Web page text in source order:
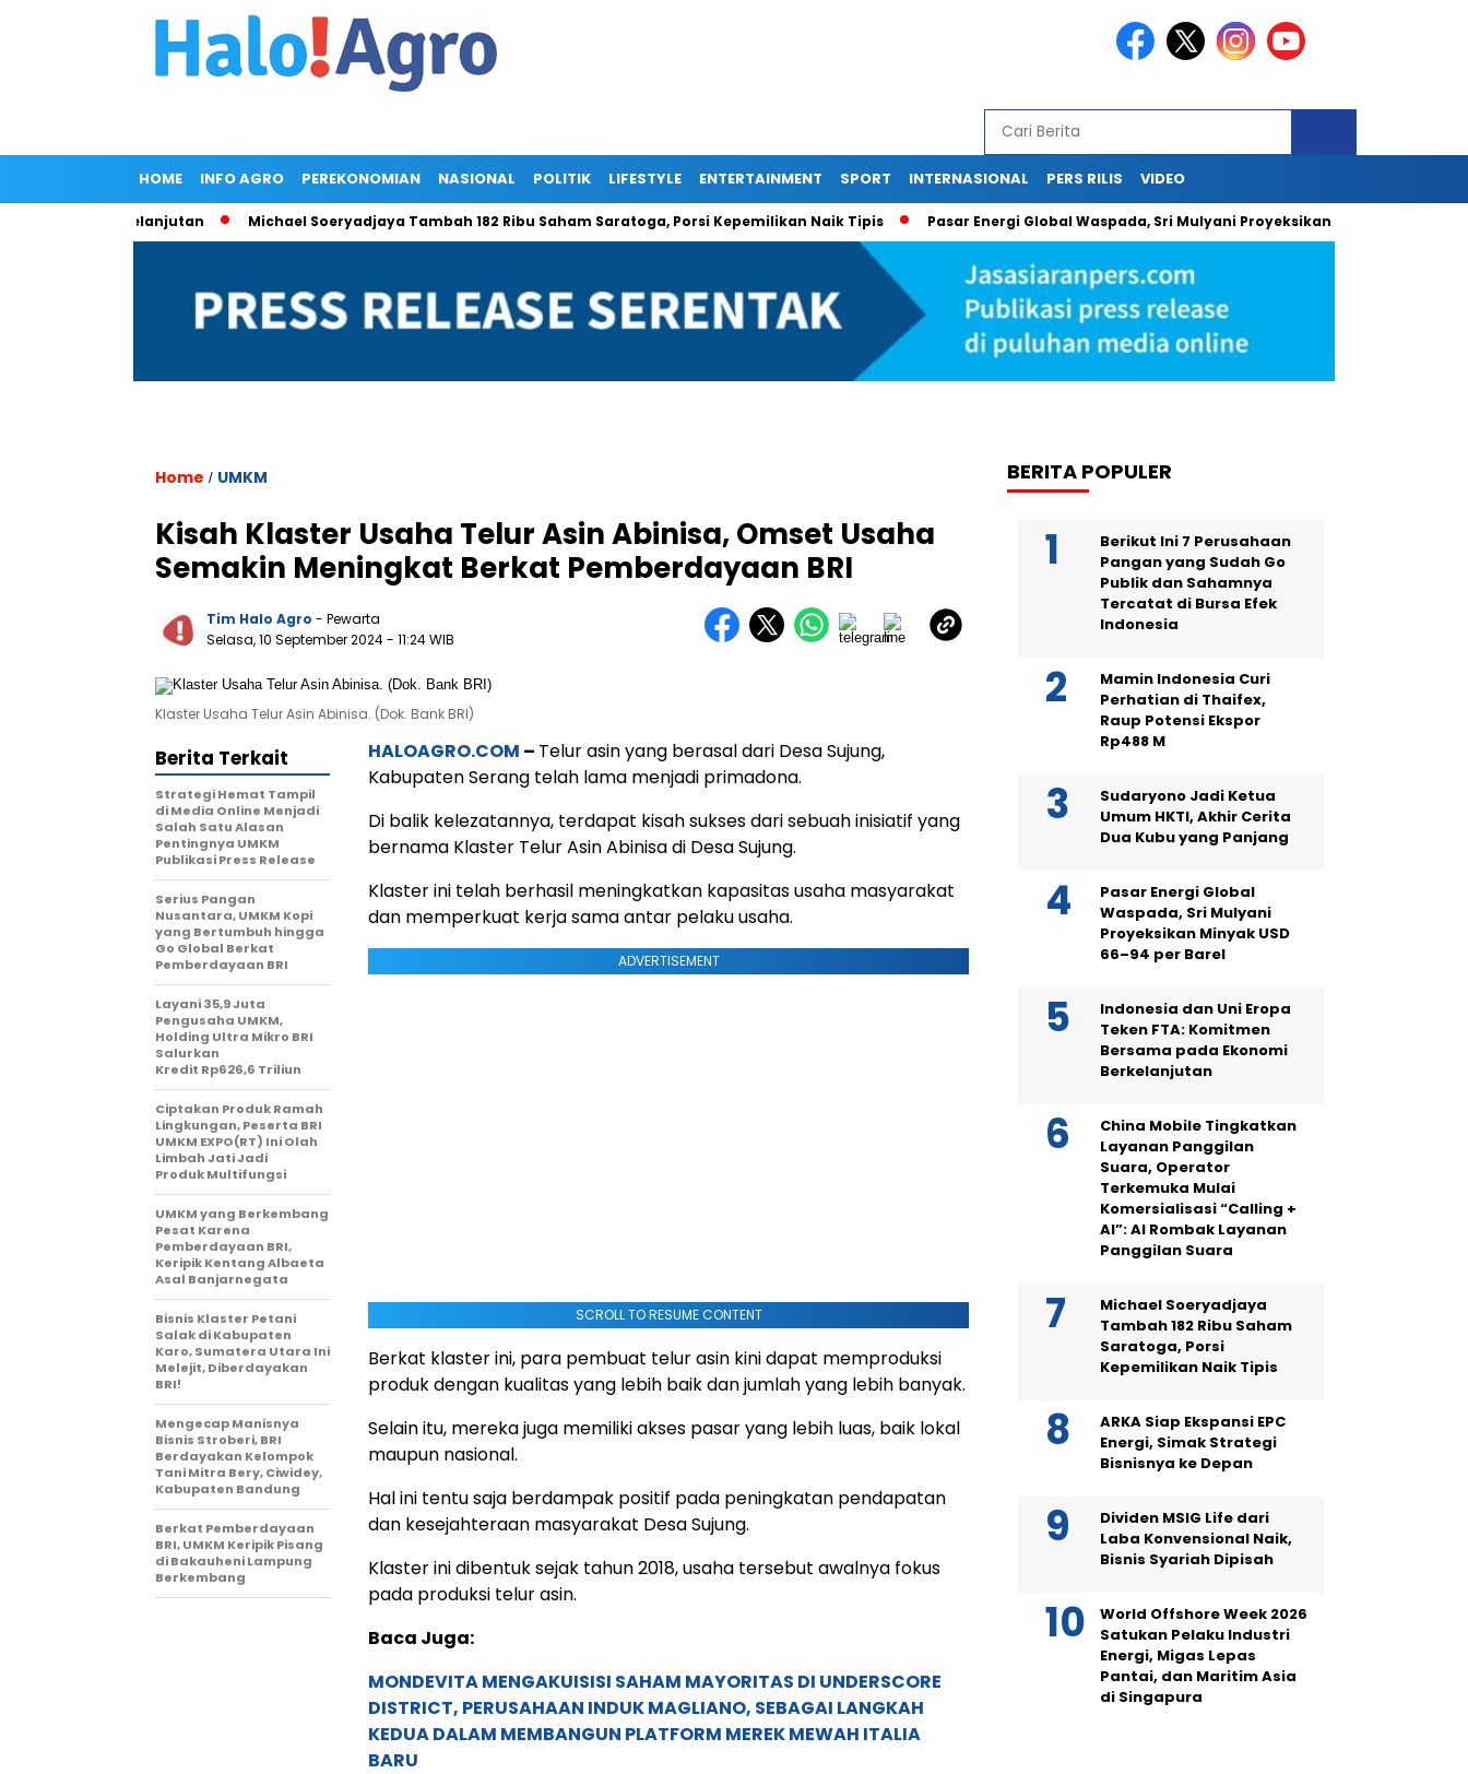
HOME INFO AGRO PEREKONOMIAN NASIONAL POLITIK LIFESTYLE ENTERTAINMENT SPORT INTERNASIONAL PERS RILIS VIDEO
Berkelanjutan Michael Soeryadjaya Tambah 182 Ribu Saham Saratoga, Porsi Kepemilikan Naik Tipis Pasar Energi Global Waspada, Sri Mulyani Proyeksikan Minyak USD 66–94 per
Home / UMKM
Kisah Klaster Usaha Telur Asin Abinisa, Omset Usaha
Semakin Meningkat Berkat Pemberdayaan BRI
Tim Halo Agro - Pewarta
Selasa, 10 September 2024- 11:24 WIB
Klaster Usaha Telur Asin Abinisa. (Dok. Bank BRI)
HALOAGRO.COM – Telur asin yang berasal dari Desa Sujung,
Kabupaten Serang telah lama menjadi primadona.
Di balik kelezatannya, terdapat kisah sukses dari sebuah inisiatif yang
bernama Klaster Telur Asin Abinisa di Desa Sujung.
Klaster ini telah berhasil meningkatkan kapasitas usaha masyarakat
dan memperkuat kerja sama antar pelaku usaha.
ADVERTISEMENT
SCROLL TO RESUME CONTENT
Berkat klaster ini, para pembuat telur asin kini dapat memproduksi
produk dengan kualitas yang lebih baik dan jumlah yang lebih banyak.
Selain itu, mereka juga memiliki akses pasar yang lebih luas, baik lokal
maupun nasional.
Hal ini tentu saja berdampak positif pada peningkatan pendapatan
dan kesejahteraan masyarakat Desa Sujung.
Klaster ini dibentuk sejak tahun 2018, usaha tersebut awalnya fokus
pada produksi telur asin.
Baca Juga:
MONDEVITA MENGAKUISISI SAHAM MAYORITAS DI UNDERSCORE
DISTRICT, PERUSAHAAN INDUK MAGLIANO, SEBAGAI LANGKAH
KEDUA DALAM MEMBANGUN PLATFORM MEREK MEWAH ITALIA
BARU
Berita Terkait
Strategi Hemat Tampil
di Media Online Menjadi
Salah Satu Alasan
Pentingnya UMKM
Publikasi Press Release
Serius Pangan
Nusantara, UMKM Kopi
yang Bertumbuh hingga
Go Global Berkat
Pemberdayaan BRI
Layani 35,9 Juta
Pengusaha UMKM,
Holding Ultra Mikro BRI
Salurkan
Kredit Rp626,6 Triliun
Ciptakan Produk Ramah
Lingkungan, Peserta BRI
UMKM EXPO(RT) Ini Olah
Limbah Jati Jadi
Produk Multifungsi
UMKM yang Berkembang
Pesat Karena
Pemberdayaan BRI,
Keripik Kentang Albaeta
Asal Banjarnegata
Bisnis Klaster Petani
Salak di Kabupaten
Karo, Sumatera Utara Ini
Melejit, Diberdayakan
BRI!
Mengecap Manisnya
Bisnis Stroberi, BRI
Berdayakan Kelompok
Tani Mitra Bery, Ciwidey,
Kabupaten Bandung
Berkat Pemberdayaan
BRI, UMKM Keripik Pisang
di Bakauheni Lampung
Berkembang
BERITA POPULER
Berikut Ini 7 Perusahaan
Pangan yang Sudah Go
Publik dan Sahamnya
Tercatat di Bursa Efek
Indonesia
Mamin Indonesia Curi
Perhatian di Thaifex,
Raup Potensi Ekspor
Rp488 M
Sudaryono Jadi Ketua
Umum HKTI, Akhir Cerita
Dua Kubu yang Panjang
Pasar Energi Global
Waspada, Sri Mulyani
Proyeksikan Minyak USD
66–94 per Barel
Indonesia dan Uni Eropa
Teken FTA: Komitmen
Bersama pada Ekonomi
Berkelanjutan
China Mobile Tingkatkan
Layanan Panggilan
Suara, Operator
Terkemuka Mulai
Komersialisasi “Calling +
AI”: AI Rombak Layanan
Panggilan Suara
Michael Soeryadjaya
Tambah 182 Ribu Saham
Saratoga, Porsi
Kepemilikan Naik Tipis
ARKA Siap Ekspansi EPC
Energi, Simak Strategi
Bisnisnya ke Depan
Dividen MSIG Life dari
Laba Konvensional Naik,
Bisnis Syariah Dipisah
World Offshore Week 2026
Satukan Pelaku Industri
Energi, Migas Lepas
Pantai, dan Maritim Asia
di Singapura